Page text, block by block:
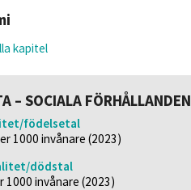
kapitel
– SOCIALA FÖRHÅLLANDEN
födelsetal
1000 invånare (2023)
dödstal
1000 invånare (2023)